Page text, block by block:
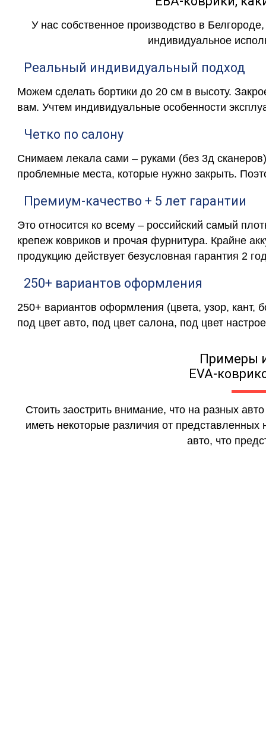
У нас собственное производство в
индивидуальное
Реальный индивидуальный подход
Можем сделать бортики до 20 см в высоту.
вам. Учтем индивидуальные особенности
Четко по салону
Снимаем лекала сами – руками (без 3д
проблемные места, которые нужно закрыть.
Премиум-качество + 5 лет гарантии
Это относится ко всему – российский самый
крепеж ковриков и прочая фурнитура. Крайне
продукцию действует безусловная гарантия 2
250+ вариантов оформления
250+ вариантов оформления (цвета, узор, кант,
под цвет авто, под цвет салона, под цвет
Примеры
EVA-
Стоить заострить внимание, что на разных
иметь некоторые различия от
авто, что